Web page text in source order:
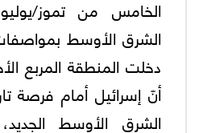
الشرق الأوسط بمواصفات
دخلت المنطقة المربع
أنّ إسرائيل أمام فرصة
الشرق الأوسط